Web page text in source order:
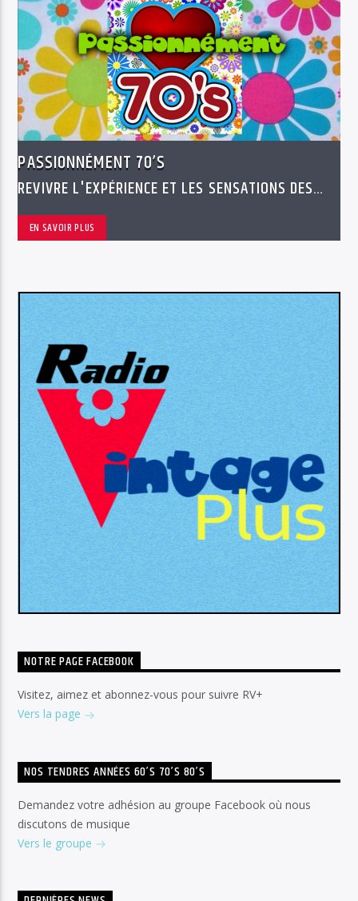
PASSIONNÉMENT 70’S
REVIVRE L'EXPÉRIENCE ET LES SENSATIONS DES
EN SAVOIR PLUS
NOTRE PAGE FACEBOOK
Visitez, aimez et abonnez-vous pour suivre RV+
Vers la page
NOS TENDRES ANNÉES 60’S 70’S 80’S
Demandez votre adhésion au groupe Facebook où nous
discutons de musique
Vers le groupe